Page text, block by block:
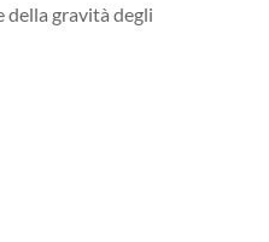
della gravità degli